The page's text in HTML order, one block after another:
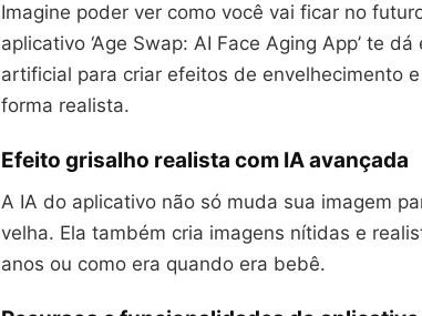
Imagine poder ver como você vai ficar no
aplicativo ‘Age Swap: AI Face Aging App’ te
artificial para criar efeitos de envelhecimento
forma realista.
Efeito grisalho realista com IA avançada
A IA do aplicativo não só muda sua imagem
velha. Ela também cria imagens nítidas e
anos ou como era quando era bebê.